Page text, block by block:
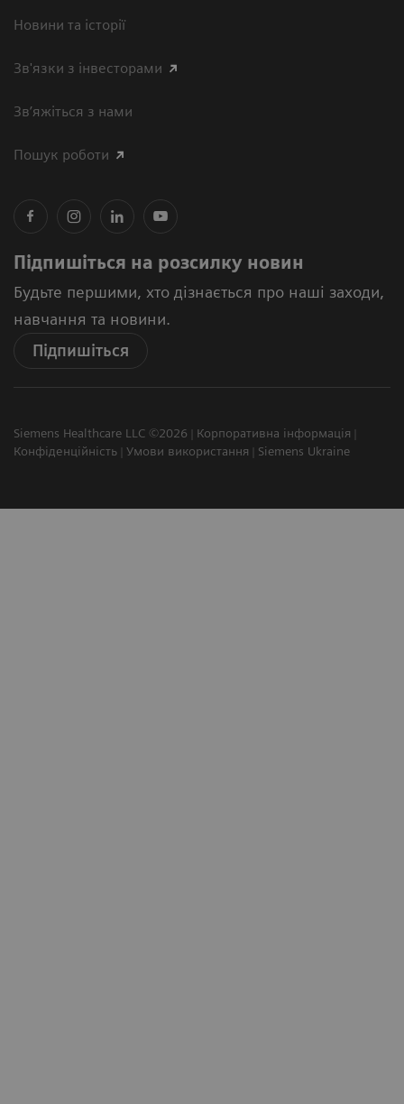
Новини та історії
Зв'язки з інвесторами
Зв’яжіться з нами
Пошук роботи
Підпишіться на розсилку новин
Будьте першими, хто дізнається про наші заходи,
навчання та новини.
Підпишіться
Siemens Healthcare LLC ©2026
Корпоративна інформація
Конфіденційність
Умови використання Siemens Ukraine